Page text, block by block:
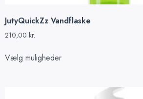
JutyQuickZz Vandflaske
210,00 kr.
Vælg muligheder